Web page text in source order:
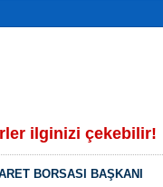
ilginizi çekebilir!
BORSASI BAŞKANI